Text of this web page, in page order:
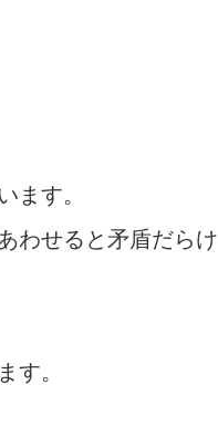
す。
わせると矛盾だらけ
。